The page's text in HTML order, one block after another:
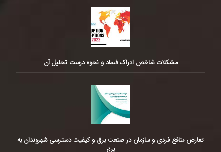
مشکلات شاخص ادراک فساد و نحوه درست تحلیل آن
تعارض منافع فردی و سازمان در صنعت برق و کیفیت دسترسی شهروندان به
برق